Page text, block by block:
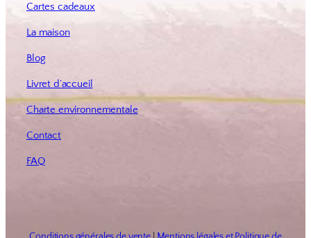
Cartes cadeaux
La maison
Blog
Livret d’accueil
Charte environnementale
Contact
FAQ